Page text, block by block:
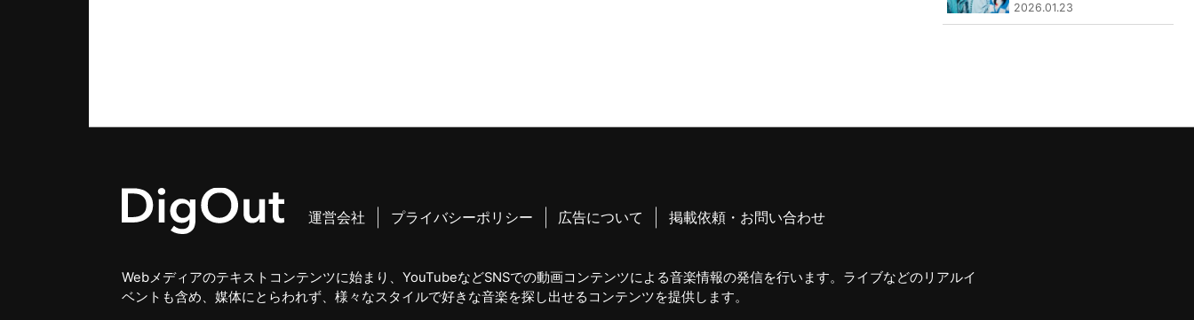
2026.01.23
運営会社 プライバシーポリシー 広告について 掲載依頼・お問い合わせ
Webメディアのテキストコンテンツに始まり、YouTubeなどSNSでの動画コンテンツによる音楽情報の発信を行います。ライブなどのリアルイ
ベントも含め、媒体にとらわれず、様々なスタイルで好きな音楽を探し出せるコンテンツを提供します。